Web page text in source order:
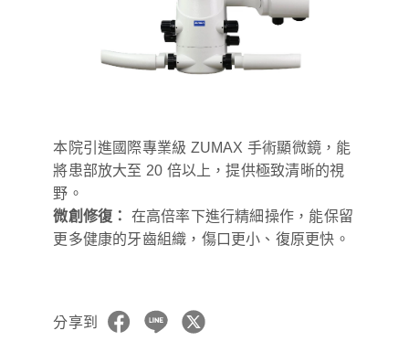
本院引進國際專業級 ZUMAX 手術顯微鏡，能
將患部放大至 20 倍以上，提供極致清晰的視
野。
微創修復：
在高倍率下進行精細操作，能保留
更多健康的牙齒組織，傷口更小、復原更快。
分享到